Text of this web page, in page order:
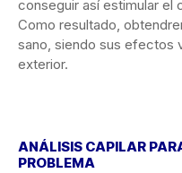
conseguir así estimular el
Como resultado,
sano, siendo sus efectos
exterior.
ANÁLISIS CAPILAR
PROBLEMA